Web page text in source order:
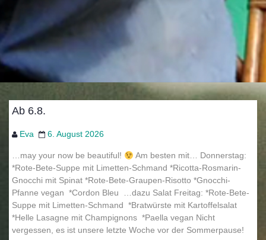
Ab 6.8.
Eva 6. August 2026
…may your now be beautiful!
Am besten mit… Donnerstag:
*Rote-Bete-Suppe mit Limetten-Schmand *Ricotta-Rosmarin-
Gnocchi mit Spinat *Rote-Bete-Graupen-Risotto *Gnocchi-
Pfanne vegan *Cordon Bleu …dazu Salat Freitag: *Rote-Bete-
Suppe mit Limetten-Schmand *Bratwürste mit Kartoffelsalat
*Helle Lasagne mit Champignons *Paella vegan Nicht
vergessen, es ist unsere letzte Woche vor der Sommerpause!